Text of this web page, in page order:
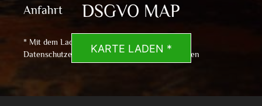
Anfahrt DSGVO MAP
KARTE LADEN *
* Mit dem Laden der Karte akzeptierst du die
Datenschutzerklärung von Google.Mehr erfahren